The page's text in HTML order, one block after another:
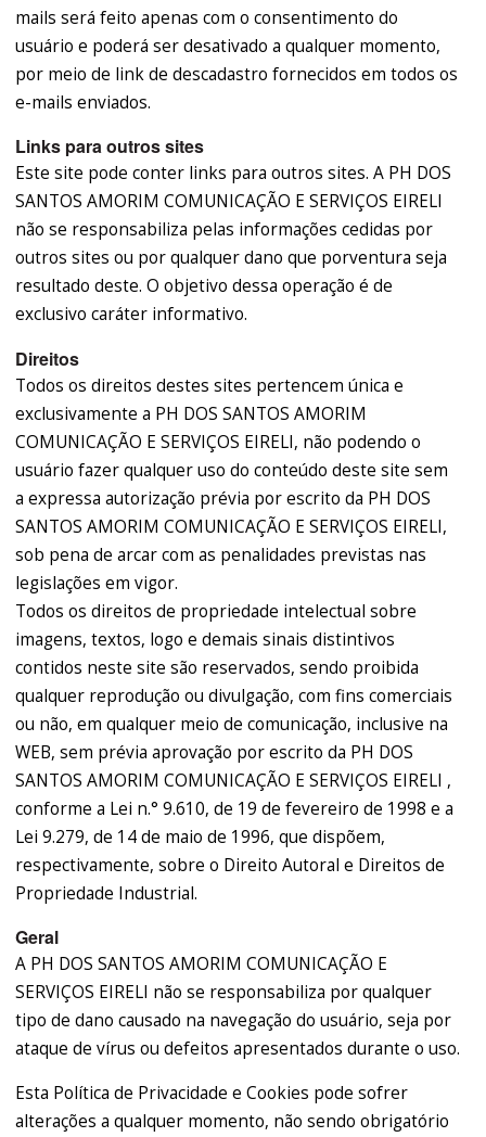
mails será feito apenas com o consentimento do
usuário e poderá ser desativado a qualquer momento,
por meio de link de descadastro fornecidos em todos os
e-mails enviados.
Links para outros sites
Este site pode conter links para outros sites. A PH DOS
SANTOS AMORIM COMUNICAÇÃO E SERVIÇOS EIRELI
não se responsabiliza pelas informações cedidas por
outros sites ou por qualquer dano que porventura seja
resultado deste. O objetivo dessa operação é de
exclusivo caráter informativo.
Direitos
Todos os direitos destes sites pertencem única e
exclusivamente a PH DOS SANTOS AMORIM
COMUNICAÇÃO E SERVIÇOS EIRELI, não podendo o
usuário fazer qualquer uso do conteúdo deste site sem
a expressa autorização prévia por escrito da PH DOS
SANTOS AMORIM COMUNICAÇÃO E SERVIÇOS EIRELI,
sob pena de arcar com as penalidades previstas nas
legislações em vigor.
Todos os direitos de propriedade intelectual sobre
imagens, textos, logo e demais sinais distintivos
contidos neste site são reservados, sendo proibida
qualquer reprodução ou divulgação, com fins comerciais
ou não, em qualquer meio de comunicação, inclusive na
WEB, sem prévia aprovação por escrito da PH DOS
SANTOS AMORIM COMUNICAÇÃO E SERVIÇOS EIRELI ,
conforme a Lei n.° 9.610, de 19 de fevereiro de 1998 e a
Lei 9.279, de 14 de maio de 1996, que dispõem,
respectivamente, sobre o Direito Autoral e Direitos de
Propriedade Industrial.
Geral
A PH DOS SANTOS AMORIM COMUNICAÇÃO E
SERVIÇOS EIRELI não se responsabiliza por qualquer
tipo de dano causado na navegação do usuário, seja por
ataque de vírus ou defeitos apresentados durante o uso.
Esta Política de Privacidade e Cookies pode sofrer
alterações a qualquer momento, não sendo obrigatório